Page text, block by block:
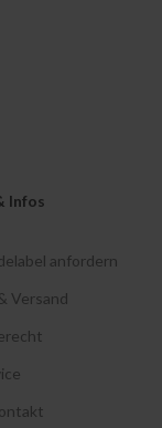
Infos
anfordern
Versand